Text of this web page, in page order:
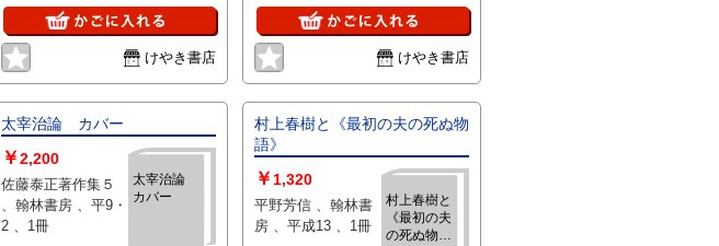
（並）」と表示されています。
「日本の古本屋」は６段階の「状
態」表記が必須となりましたが、
当店の扱う商品の特質上、状態の
可能な）為、状態欄の「中古品
（並）」という表現は考慮にいれ
ないで下さい。痛みなどの瑕疵に
つきましては、解説欄等をご参考
にして下さい。状態表記の無いも
のは特に問題なく良好とお考え下
けやき書店
（並）」と表示されています。
「日本の古本屋」は６段階の「状
態」表記が必須となりましたが、
当店の扱う商品の特質上、状態の
可能な）為、状態欄の「中古品
（並）」という表現は考慮にいれ
ないで下さい。痛みなどの瑕疵に
つきましては、解説欄等をご参考
にして下さい。状態表記の無いも
のは特に問題なく良好とお考え下
けやき書店
太宰治論 カバー
太宰治論
カバー
￥2,200
佐藤泰正著作集５
、翰林書房 、平9・
2 、1冊
村上春樹と《最初の夫の死ぬ物
語》
村上春樹と
《最初の夫
の死ぬ物
￥ 1,320
平野芳信 、翰林書
房 、平成13 、1冊